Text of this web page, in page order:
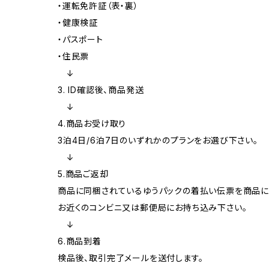
・運転免許証（表・裏）
・健康検証
・パスポート
・住民票
↓
3. ID確認後、商品発送
↓
4.商品お受け取り
3泊4日/6泊7日のいずれかのプランをお選び下さい。
↓
5.商品ご返却
商品に同梱されているゆうパックの着払い伝票を商品
お近くのコンビニ又は郵便局にお持ち込み下さい。
↓
6.商品到着
検品後、取引完了メールを送付します。